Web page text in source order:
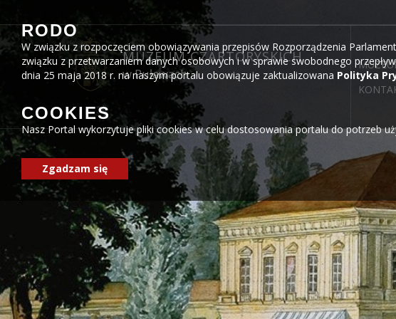
MUZEUM CZARTORYSKICH
w Puławach
RODO
W związku z rozpoczęciem obowiązywania przepisów Rozporządzenia
związku z przetwarzaniem danych osobowych i w sprawie swobodnego
dnia 25 maja 2018 r. na naszym portalu obowiązuje zaktualizowana Polityka
COOKIES
Nasz Portal wykorzytuje pliki cookies w celu dostosowania portalu do potrzeb
Zgadzam się